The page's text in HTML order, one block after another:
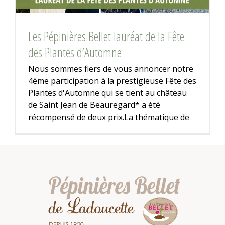
Les Pépinières Bellet lauréat de la Fête
des Plantes d’Automne
Nous sommes fiers de vous annoncer notre
4ème participation à la prestigieuse Fête des
Plantes d'Automne qui se tient au château
de Saint Jean de Beauregard* a été
récompensé de deux prix.La thématique de